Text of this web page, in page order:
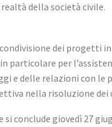
della società civile.
dei progetti
in particolare per
e delle relazioni con le
nella risoluzione
si conclude giovedì 27